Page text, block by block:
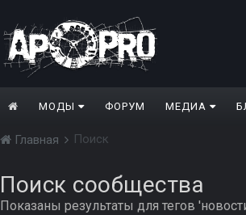
МОДЫ ФОРУМ МЕДИА
Главная Поиск
Поиск сообщества
Показаны результаты для тегов